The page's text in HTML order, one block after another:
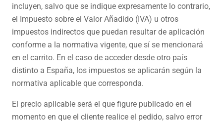
incluyen, salvo que se indique expresamente lo contrario,
el Impuesto sobre el Valor Añadido (IVA) u otros
impuestos indirectos que puedan resultar de aplicación
conforme a la normativa vigente, que sí se mencionará
en el carrito. En el caso de acceder desde otro país
distinto a España, los impuestos se aplicarán según la
normativa aplicable que corresponda.
El precio aplicable será el que figure publicado en el
momento en que el cliente realice el pedido, salvo error